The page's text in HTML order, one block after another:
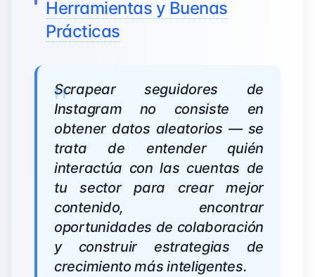
Herramientas y Buenas
Prácticas
Scrapear seguidores de
Instagram no consiste en
obtener datos aleatorios — se
trata de entender quién
interactúa con las cuentas de
tu sector para crear mejor
contenido, encontrar
oportunidades de colaboración
y construir estrategias de
crecimiento más inteligentes.